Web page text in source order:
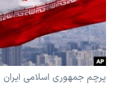
فرهنگ و زندگی
حقوق شهروندی
اقتصادی
علم و فناوری
مستندها
انتخابات ریاست جمهوری آمریکا
حمله جمهوری اسلامی به
رمز مهسا
دنبال کنید
پرچم جمهوری اسلامی ایران